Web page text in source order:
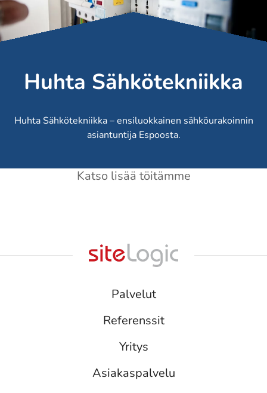
Huhta Sähkötekniikka
Huhta Sähkötekniikka – ensiluokkainen sähköurakoinnin
asiantuntija Espoosta.
Katso lisää töitämme
Palvelut
Referenssit
Yritys
Asiakaspalvelu